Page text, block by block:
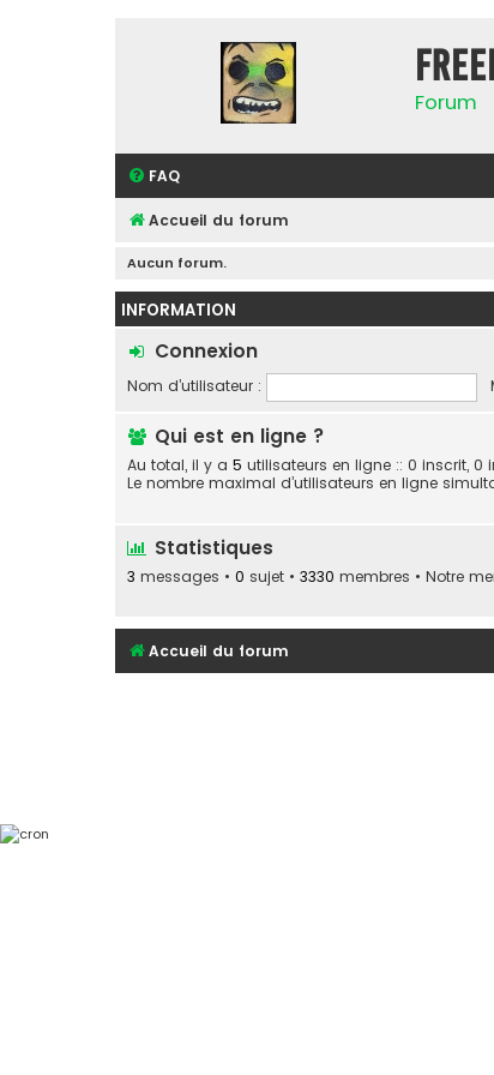
Forum
FAQ
Accueil du forum
Aucun forum.
INFORMATION
Connexion
Nom d’utilisateur :
Qui est en ligne ?
Au total, il y a 5 utilisateurs en ligne :: 0 inscrit, 0
Le nombre maximal d’utilisateurs en ligne
Statistiques
3 messages • 0 sujet • 3330 membres • Notre
Accueil du forum